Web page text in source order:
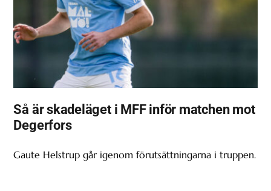
Så är skadeläget i MFF inför matchen mot
Degerfors
Gaute Helstrup går igenom förutsättningarna i truppen.